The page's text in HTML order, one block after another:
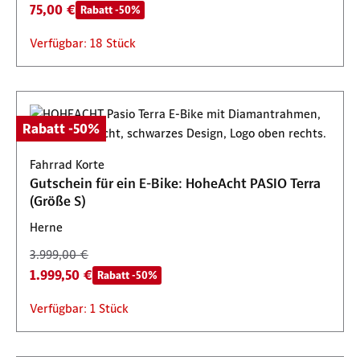
75,00 € Rabatt -50%
Verfügbar: 18 Stück
Rabatt -50%
Fahrrad Korte
Gutschein für ein E-Bike: HoheAcht PASIO Terra
(Größe S)
Herne
3.999,00 €
1.999,50 € Rabatt -50%
Verfügbar: 1 Stück